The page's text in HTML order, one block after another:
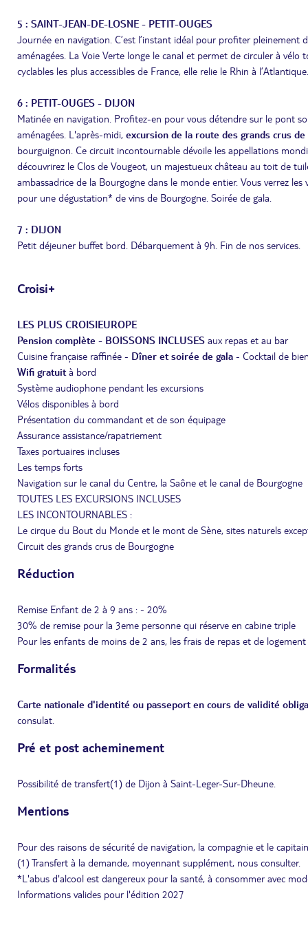
5 : SAINT-JEAN-DE-LOSNE - PETIT-OUGES
Journée en navigation. C’est l’instant idéal pour profiter
aménagées. La Voie Verte longe le canal et permet de circuler à vélo
cyclables les plus accessibles de France, elle relie le Rhin à
6 : PETIT-OUGES - DIJON
Matinée en navigation. Profitez-en pour vous détendre sur le pont
aménagées. L'après-midi, excursion de la route des grands crus de
bourguignon. Ce circuit incontournable dévoile les appellations
découvrirez le Clos de Vougeot, un majestueux château au toit de
ambassadrice de la Bourgogne dans le monde entier. Vous verrez
pour une dégustation* de vins de Bourgogne. Soirée de gala.
7 : DIJON
Petit déjeuner buffet bord. Débarquement à 9h. Fin de nos services.
Croisi+
LES PLUS CROISIEUROPE
Pension complète - BOISSONS INCLUSES aux repas et au bar
Cuisine française raffinée - Dîner et soirée de gala - Cocktail de
Wifi gratuità bord
Système audiophone pendant les excursions
Vélos disponibles à bord
Présentation du commandant et de son équipage
Assurance assistance/rapatriement
Taxes portuaires incluses
Les temps forts
Navigation sur le canal du Centre, la Saône et le canal de Bourgogne
TOUTES LES EXCURSIONS INCLUSES
LES INCONTOURNABLES :
Le cirque du Bout du Monde et le mont de Sène, sites naturels
Circuit des grands crus de Bourgogne
Réduction
Remise Enfant de 2 à 9 ans : - 20%
30% de remise pour la 3eme personne qui réserve en cabine triple
Pour les enfants de moins de 2 ans, les frais de repas et de
Formalités
Carte nationale d'identité ou passeport en cours de validité
consulat.
Pré et post acheminement
Possibilité de transfert(1) de Dijon à Saint-Leger-Sur-Dheune.
Mentions
Pour des raisons de sécurité de navigation, la compagnie et le
(1) Transfert à la demande, moyennant supplément, nous consulter.
*L'abus d'alcool est dangereux pour la santé, à consommer avec
Informations valides pour l'édition 2027